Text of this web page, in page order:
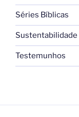
Séries Bíblicas
Sustentabilidade
Testemunhos